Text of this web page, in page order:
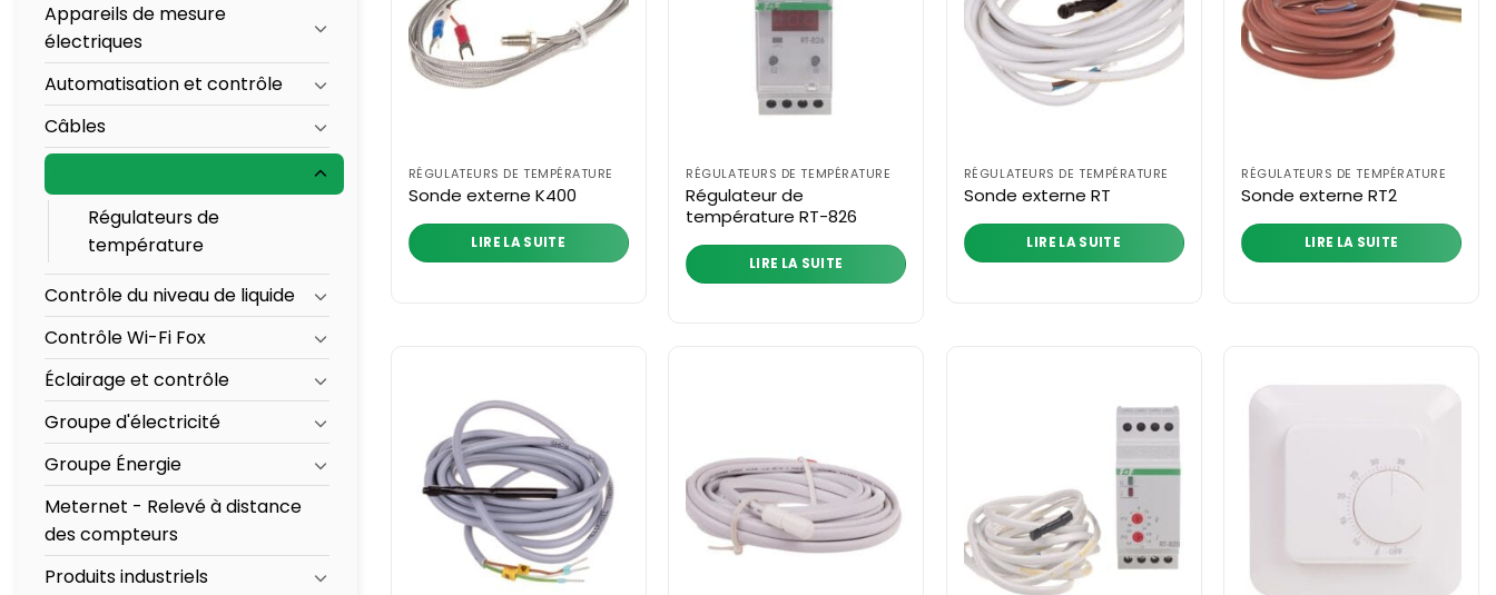
Appareils de mesure
électriques
Automatisation et contrôle
Câbles
Régulateurs de
température
Contrôle du niveau de liquide
Contrôle Wi-Fi Fox
Éclairage et contrôle
Groupe d'électricité
Groupe Énergie
Meternet - Relevé à distance
des compteurs
Produits industriels
RÉGULATEURS DE TEMPÉRATURE
Sonde externe K400
LIRE LA SUITE
RÉGULATEURS DE TEMPÉRATURE
Régulateur de
température RT-826
LIRE LA SUITE
RÉGULATEURS DE TEMPÉRATURE
Sonde externe RT
LIRE LA SUITE
RÉGULATEURS DE TEMPÉRATURE
Sonde externe RT2
LIRE LA SUITE